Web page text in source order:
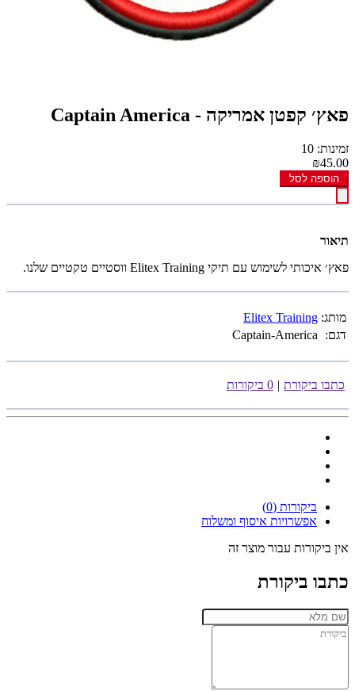
פאץ׳ קפטן אמריקה - Captain America
זמינות: 10
₪45.00
הוספה לסל
תיאור
פאץ׳ איכותי לשימוש עם תיקי Elitex Training ווסטיים טקטיים שלנו.
מותג: Elitex Training
דגם:
Captain-America
כתבו ביקורת | 0 ביקורות
ביקורות (0)
אפשרויות איסוף ומשלוח
אין ביקורות עבור מוצר זה
כתבו ביקורת